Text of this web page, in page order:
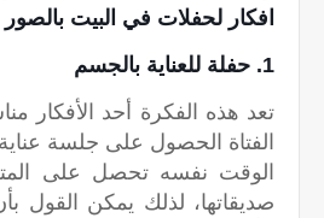
افكار لحفلات في البيت بالصور
1. حفلة للعناية بالجسم
تعد هذه الفكرة أحد الأفكار
الفتاة الحصول على جلسة
الوقت نفسه تحصل على
صديقاتها، لذلك يمكن القول